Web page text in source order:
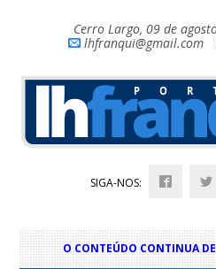
Cerro Largo, 09 de
lhfranqui@gmail.com
SIGA-NOS:
O CONTEÚDO CONTINUA